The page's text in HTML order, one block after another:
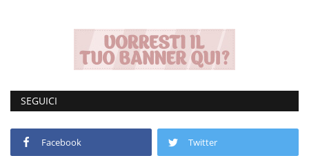
SEGUICI
Facebook Twitter